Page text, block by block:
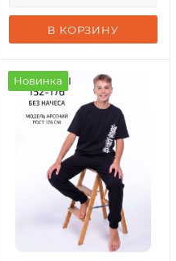
В КОРЗИНУ
Новинка